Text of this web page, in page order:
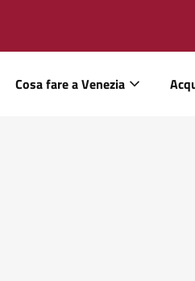
Cosa fare a Venezia